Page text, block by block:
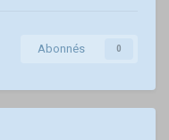
Abonnés 0